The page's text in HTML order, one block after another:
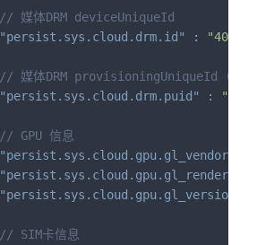
// 媒体DRM deviceUniqueId
"persist.sys.cloud.drm.id"
:
// 媒体DRM provisioningUniqueId (需要
"persist.sys.cloud.drm.puid"
:
// GPU 信息
"persist.sys.cloud.gpu.gl_vendor"
"persist.sys.cloud.gpu.gl_renderer"
"persist.sys.cloud.gpu.gl_version"
// SIM卡信息